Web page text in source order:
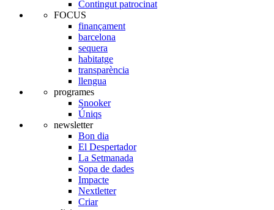
Contingut patrocinat
FOCUS
finançament
barcelona
sequera
habitatge
transparència
llengua
programes
Snooker
Úniqs
newsletter
Bon dia
El Despertador
La Setmanada
Sopa de dades
Impacte
Nextletter
Criar